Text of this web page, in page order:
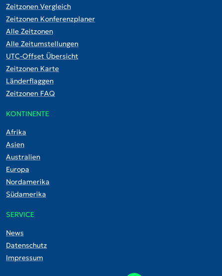
Zeitzonen Vergleich
Zeitzonen Konferenzplaner
Alle Zeitzonen
Alle Zeitumstellungen
UTC-Offset Übersicht
Zeitzonen Karte
Länderflaggen
Zeitzonen FAQ
KONTINENTE
Afrika
Asien
Australien
Europa
Nordamerika
Südamerika
SERVICE
News
Datenschutz
Impressum